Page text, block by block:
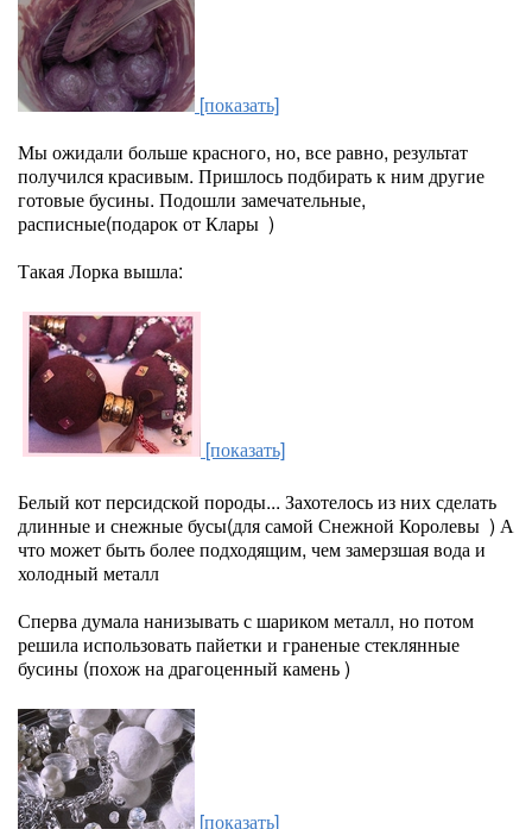
[показать]
Мы ожидали больше красного, но, все равно, результат
получился красивым. Пришлось подбирать к ним другие
готовые бусины. Подошли замечательные,
расписные(подарок от Клары )
Такая Лорка вышла:
[показать]
Белый кот персидской породы... Захотелось из них сделать
длинные и снежные бусы(для самой Снежной Королевы ) А
что может быть более подходящим, чем замерзшая вода и
холодный металл
Сперва думала нанизывать с шариком металл, но потом
решила использовать пайетки и граненые стеклянные
бусины (похож на драгоценный камень )
[показать]